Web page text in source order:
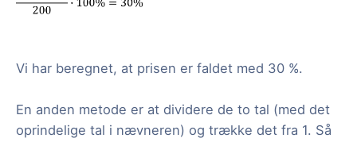
Vi har beregnet, at prisen er faldet med 30 %.
En anden metode er at dividere de to tal (med det
oprindelige tal i nævneren) og trække det fra 1. Så